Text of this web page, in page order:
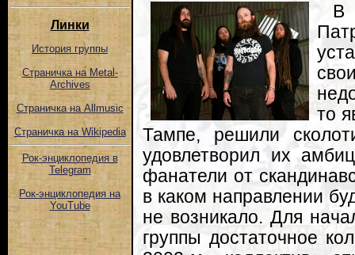
Линки
История группы
Страничка на Metal-
Archives
Страничка на Allmusic
Страничка на Wikipedia
Рок-энциклопедия в
Telegram
Рок-энциклопедия на
YouTube
В
то
Тампе, решили
удовлетворил их
фанатели от
в каком направлении
не возникало. Для
группы достаточное